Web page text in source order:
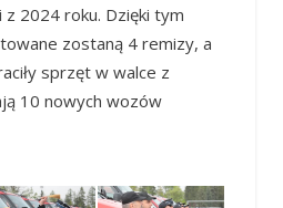
2024 roku. Dzięki tym
zostaną 4 remizy, a
sprzęt w walce z
10 nowych wozów